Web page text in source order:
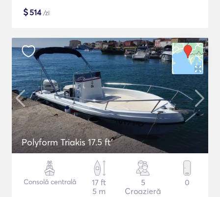
$514/zi
Polyform Triakis 17.5 ft'
Consolă centrală
17 ft
5 m
5
Croazieră
0